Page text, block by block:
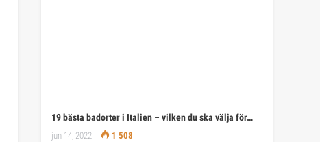
19 bästa badorter i Italien – vilken du ska välja för…
jun 14, 2022 1 508